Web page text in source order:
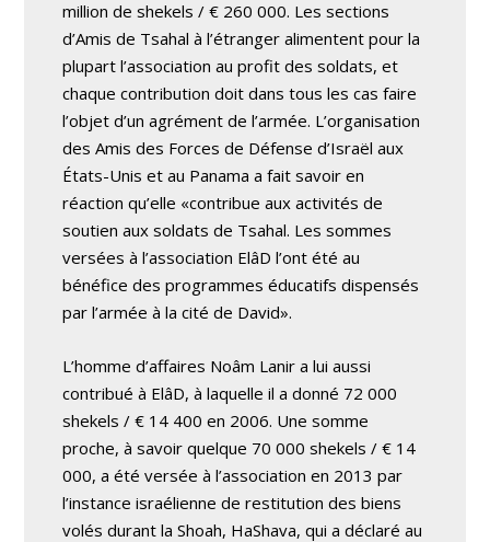
million de shekels / € 260 000. Les sections
d’Amis de Tsahal à l’étranger alimentent pour la
plupart l’association au profit des soldats, et
chaque contribution doit dans tous les cas faire
l’objet d’un agrément de l’armée. L’organisation
des Amis des Forces de Défense d’Israël aux
États-Unis et au Panama a fait savoir en
réaction qu’elle «contribue aux activités de
soutien aux soldats de Tsahal. Les sommes
versées à l’association ElâD l’ont été au
bénéfice des programmes éducatifs dispensés
par l’armée à la cité de David».
L’homme d’affaires Noâm Lanir a lui aussi
contribué à ElâD, à laquelle il a donné 72 000
shekels / € 14 400 en 2006. Une somme
proche, à savoir quelque 70 000 shekels / € 14
000, a été versée à l’association en 2013 par
l’instance israélienne de restitution des biens
volés durant la Shoah, HaShava, qui a déclaré au